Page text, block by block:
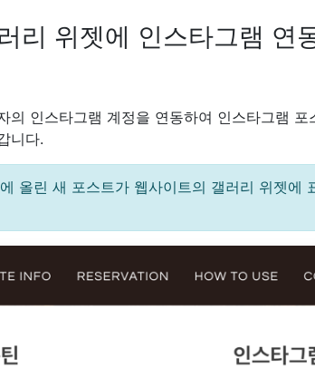
리 위젯에 인스타그램 연
의 인스타그램 계정을 연동하여 인스타그램
니다.
올린 새 포스트가 웹사이트의 갤러리 위젯에